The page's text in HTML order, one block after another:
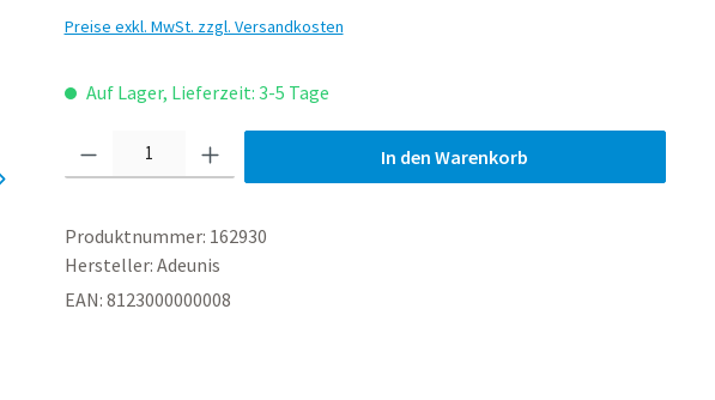
Preise exkl. MwSt. zzgl. Versandkosten
Auf Lager, Lieferzeit: 3-5 Tage
Produkt Anzahl: Gib den gewünschten Wert ein oder benutze die
In den Warenkorb
Produktnummer: 162930
Hersteller: Adeunis
EAN: 8123000000008